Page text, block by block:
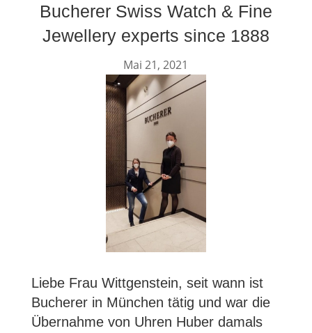
Bucherer Swiss Watch & Fine
Jewellery experts since 1888
Mai 21, 2021
Liebe Frau Wittgenstein, seit wann ist
Bucherer in München tätig und war die
Übernahme von Uhren Huber damals